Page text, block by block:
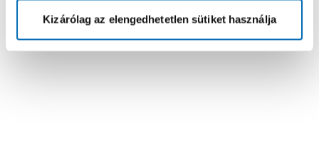
Kizárólag az elengedhetetlen sütiket használja